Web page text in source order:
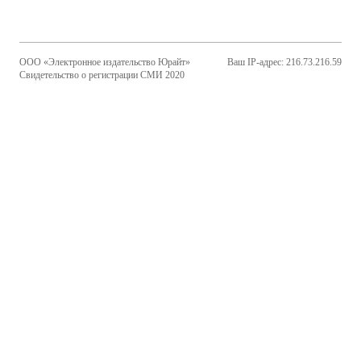
ООО «Электронное издательство Юрайт»
Свидетельство о регистрации СМИ 2020
Ваш IP-адрес: 216.73.216.59